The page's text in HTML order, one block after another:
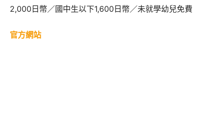
2,000日幣／國中生以下1,600日幣／未就學幼兒免費
官方網站